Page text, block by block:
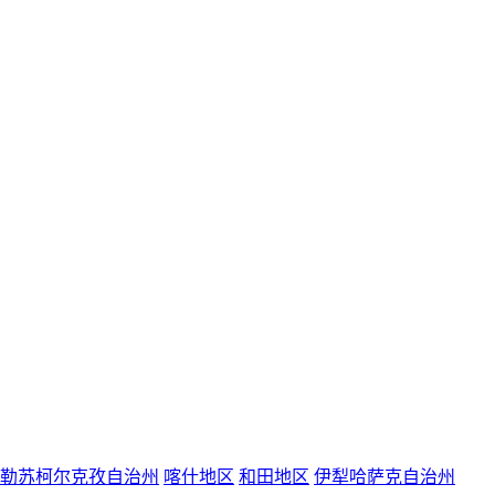
苏柯尔克孜自治州 喀什地区 和田地区 伊犁哈萨克自治州